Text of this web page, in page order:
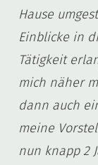
Hause
Einblicke in
Tätigkeit
mich näher
dann auch
meine
nun knapp 2